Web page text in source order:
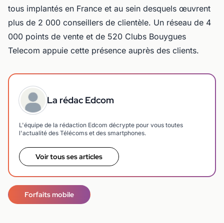
tous implantés en France et au sein desquels œuvrent
plus de 2 000 conseillers de clientèle. Un réseau de 4
000 points de vente et de 520 Clubs Bouygues
Telecom appuie cette présence auprès des clients.
La rédac Edcom
L'équipe de la rédaction Edcom décrypte pour vous toutes
l'actualité des Télécoms et des smartphones.
Voir tous ses articles
Forfaits mobile